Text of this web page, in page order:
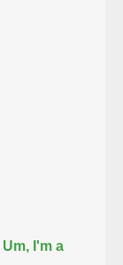
Um, I'm a